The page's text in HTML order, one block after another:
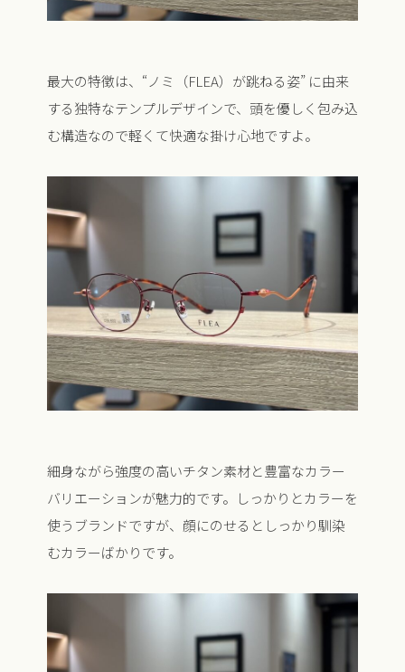
最大の特徴は、“ノミ（FLEA）が跳ねる姿” に由来
する独特なテンプルデザインで、頭を優しく包み込
む構造なので軽くて快適な掛け心地ですよ。
細身ながら強度の高いチタン素材と豊富なカラー
バリエーションが魅力的です。しっかりとカラーを
使うブランドですが、顔にのせるとしっかり馴染
むカラーばかりです。